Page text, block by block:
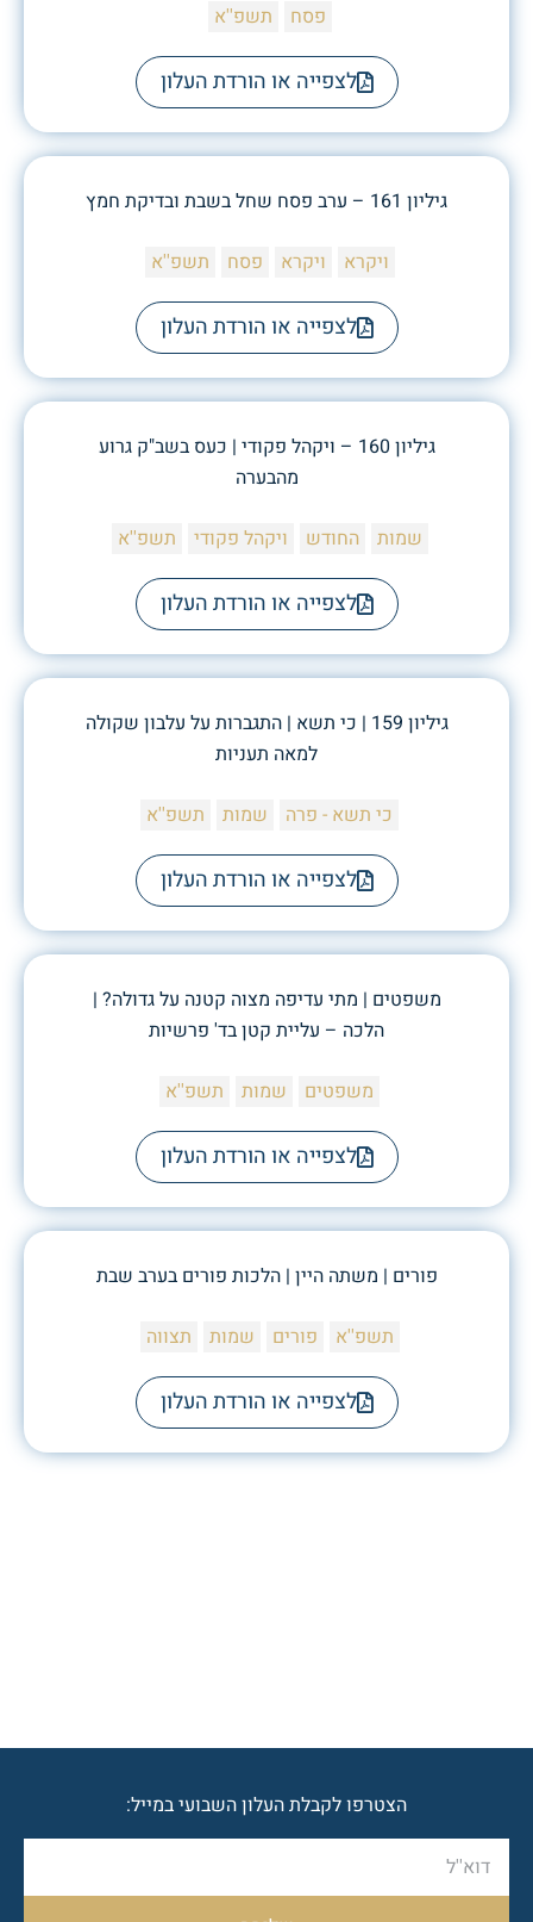
פסח תשפ''א
לצפייה או הורדת העלון
גיליון 161 – ערב פסח שחל בשבת ובדיקת חמץ
ויקרא ויקרא פסח תשפ''א
לצפייה או הורדת העלון
גיליון 160 – ויקהל פקודי | כעס בשב"ק גרוע
מהבערה
שמות החודש ויקהל פקודי תשפ''א
לצפייה או הורדת העלון
גיליון 159 | כי תשא | התגברות על עלבון שקולה
למאה תעניות
כי תשא - פרה שמות תשפ''א
לצפייה או הורדת העלון
משפטים | מתי עדיפה מצוה קטנה על גדולה? |
הלכה – עליית קטן בד' פרשיות
משפטים שמות תשפ''א
לצפייה או הורדת העלון
פורים | משתה היין | הלכות פורים בערב שבת
תשפ''א פורים שמות תצווה
לצפייה או הורדת העלון
הצטרפו לקבלת העלון השבועי במייל: